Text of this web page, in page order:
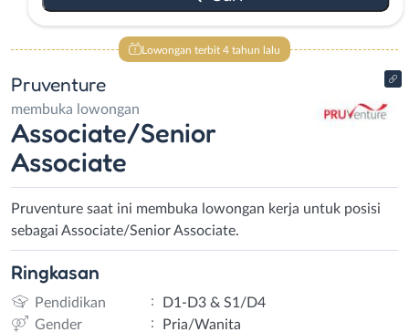
Lowongan terbit 4 tahun lalu
Pruventure
membuka lowongan
Associate/Senior
Associate
Pruventure saat ini membuka lowongan kerja untuk posisi
sebagai Associate/Senior Associate.
Ringkasan
Pendidikan :
D1-D3 & S1/D4
Gender
:
Pria/Wanita